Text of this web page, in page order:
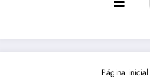
Página inicial